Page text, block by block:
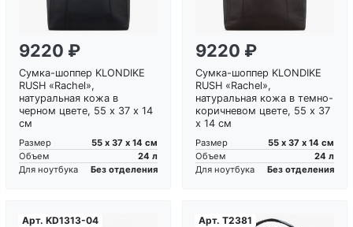
9220 ₽
Сумка-шоппер KLONDIKE
RUSH «Rachel»,
натуральная кожа в
черном цвете, 55 х 37 х 14
см
Размер
55 х 37 х 14 см
Объем
24 л
Для ноутбука
Без отделения
9220 ₽
Сумка-шоппер KLONDIKE
RUSH «Rachel»,
натуральная кожа в темно-
коричневом цвете, 55 х 37
х 14 см
Размер
55 х 37 х 14 см
Объем
24 л
Для ноутбука
Без отделения
Арт. KD1313-04 Арт. T2381